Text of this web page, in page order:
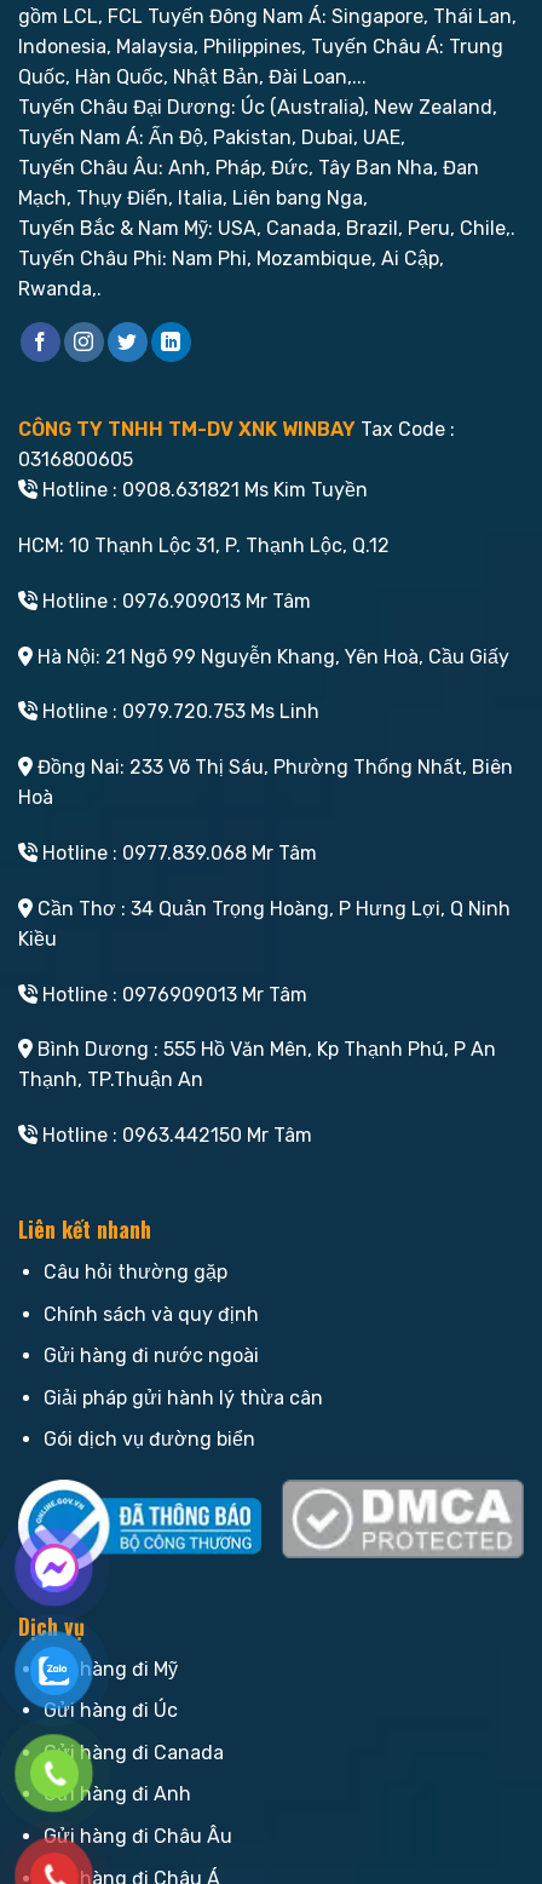
gồm LCL, FCL Tuyến Đông Nam Á: Singapore, Thái Lan,
Indonesia, Malaysia, Philippines, Tuyến Châu Á: Trung
Quốc, Hàn Quốc, Nhật Bản, Đài Loan,...
Tuyến Châu Đại Dương: Úc (Australia), New Zealand,
Tuyến Nam Á: Ấn Độ, Pakistan, Dubai, UAE,
Tuyến Châu Âu: Anh, Pháp, Đức, Tây Ban Nha, Đan
Mạch, Thụy Điển, Italia, Liên bang Nga,
Tuyến Bắc & Nam Mỹ: USA, Canada, Brazil, Peru, Chile,.
Tuyến Châu Phi: Nam Phi, Mozambique, Ai Cập,
Rwanda,.
CÔNG TY TNHH TM-DV XNK WINBAY Tax Code :
0316800605
Hotline : 0908.631821 Ms Kim Tuyền
HCM: 10 Thạnh Lộc 31, P. Thạnh Lộc, Q.12
Hotline : 0976.909013 Mr Tâm
Hà Nội: 21 Ngõ 99 Nguyễn Khang, Yên Hoà, Cầu Giấy
Hotline : 0979.720.753 Ms Linh
Đồng Nai: 233 Võ Thị Sáu, Phường Thống Nhất, Biên
Hoà
Hotline : 0977.839.068 Mr Tâm
Cần Thơ : 34 Quản Trọng Hoàng, P Hưng Lợi, Q Ninh
Kiều
Hotline : 0976909013 Mr Tâm
Bình Dương : 555 Hồ Văn Mên, Kp Thạnh Phú, P An
Thạnh, TP.Thuận An
Hotline : 0963.442150 Mr Tâm
Liên kết nhanh
Câu hỏi thường gặp
Chính sách và quy định
Gửi hàng đi nước ngoài
Giải pháp gửi hành lý thừa cân
Gói dịch vụ đường biển
Dịch vụ
Gửi hàng đi Mỹ
Gửi hàng đi Úc
Gửi hàng đi Canada
Gửi hàng đi Anh
Gửi hàng đi Châu Âu
Gửi hàng đi Châu Á